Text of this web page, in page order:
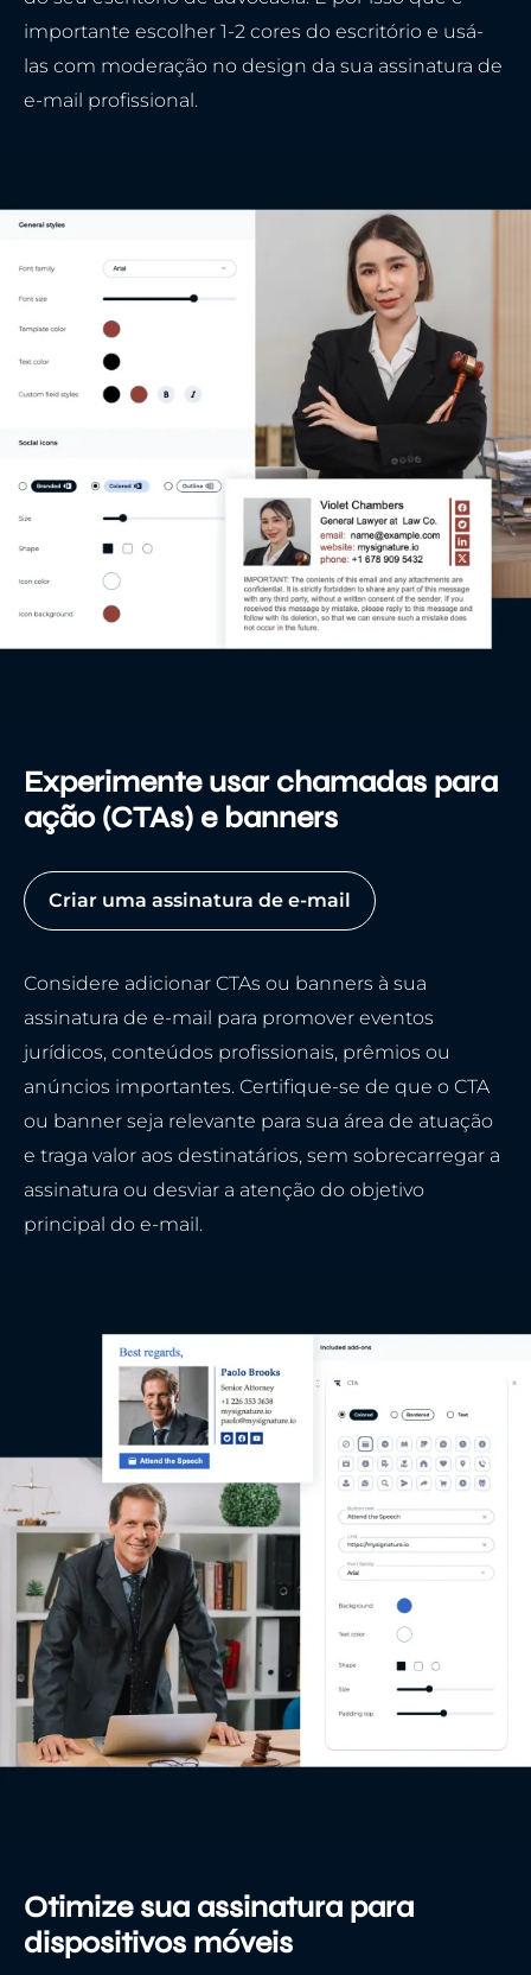
importante escolher 1-2 cores do escritório e usá-
las com moderação no design da sua assinatura de
e-mail profissional.
Experimente usar chamadas para
ação (CTAs) e banners
Criar uma assinatura de e-mail
Considere adicionar CTAs ou banners à sua
assinatura de e-mail para promover eventos
jurídicos, conteúdos profissionais, prêmios ou
anúncios importantes. Certifique-se de que o CTA
ou banner seja relevante para sua área de atuação
e traga valor aos destinatários, sem sobrecarregar a
assinatura ou desviar a atenção do objetivo
principal do e-mail.
Otimize sua assinatura para
dispositivos móveis